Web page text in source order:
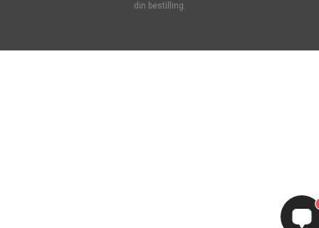
din bestilling.